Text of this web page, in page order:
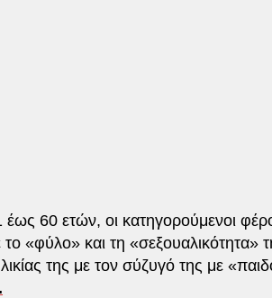
έως 60 ετών, οι κατηγορούμενοι
το «φύλο» και τη
της με τον σύζυγό της με